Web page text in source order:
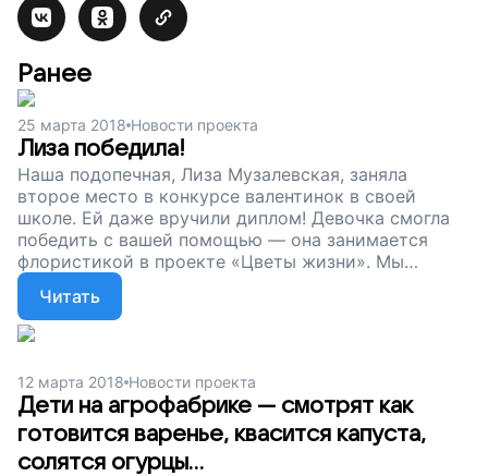
Ранее
25 марта 2018 Новости проекта
Лиза победила!
Наша подопечная, Лиза Музалевская, заняла
второе место в конкурсе валентинок в своей
школе. Ей даже вручили диплом! Девочка смогла
победить с вашей помощью — она занимается
флористикой в проекте «Цветы жизни». Мы
благодарим всех, кто поддерживает нас, и
продолжаем собирать деньги. Детям с
нарушениями здоровья нужна ваша помощь, чтобы
учиться, делать свои открытия и идти вперед.
Читать
12 марта 2018 Новости проекта
Дети на агрофабрике — смотрят как
готовится варенье, квасится капуста,
солятся огурцы...